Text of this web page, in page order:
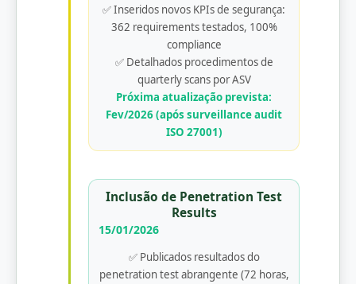
✅ Inseridos novos KPIs de segurança:
362 requirements testados, 100%
compliance
✅ Detalhados procedimentos de
quarterly scans por ASV
Próxima atualização prevista:
Fev/2026 (após surveillance audit
ISO 27001)
Inclusão de Penetration Test
Results
15/01/2026
✅ Publicados resultados do
penetration test abrangente (72 horas,